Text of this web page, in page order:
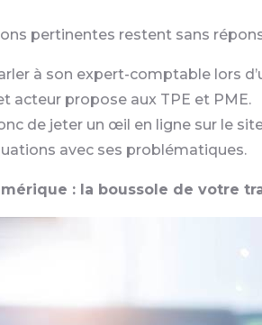
pertinentes restent sans
à son expert-comptable lors
acteur propose aux TPE et PME.
de jeter un œil en ligne sur le
avec ses problématiques.
: la boussole de votre